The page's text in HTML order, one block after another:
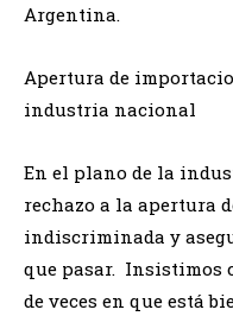
Argentina.
Apertura de
industria nacional
En el plano de la
rechazo a la apertura
indiscriminada y
que pasar. Insistimos
de veces en que está